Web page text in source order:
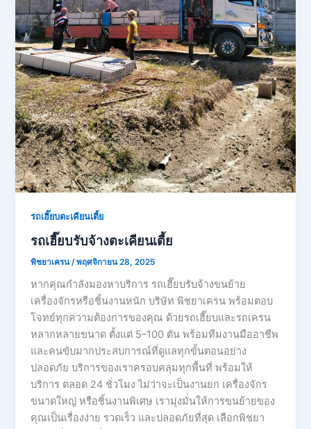
รถเฮี๊ยบตะเคียนเตี้ย
รถเฮี๊ยบรับจ้างตะเคียนเตี้ย
พิชยาเครน /พฤศจิกายน 28, 2025
หากคุณกำลังมองหาบริการ รถเฮี๊ยบรับจ้างขนย้าย
เครื่องจักรหรือชิ้นงานหนัก บริษัท พิชยาเครน พร้อมตอบ
โจทย์ทุกความต้องการของคุณ ด้วยรถเฮี๊ยบและรถเครน
หลากหลายขนาด ตั้งแต่ 5–100 ตัน พร้อมทีมงานมืออาชีพ
และคนขับมากประสบการณ์ที่ดูแลทุกขั้นตอนอย่าง
ปลอดภัย บริการของเราครอบคลุมทุกพื้นที่ พร้อมให้
บริการ ตลอด 24 ชั่วโมง ไม่ว่าจะเป็นงานยก เครื่องจักร
ขนาดใหญ่ หรือชิ้นงานพิเศษ เรามุ่งมั่นให้การขนย้ายของ
คุณเป็นเรื่องง่าย รวดเร็ว และปลอดภัยที่สุด เลือกพิชยา